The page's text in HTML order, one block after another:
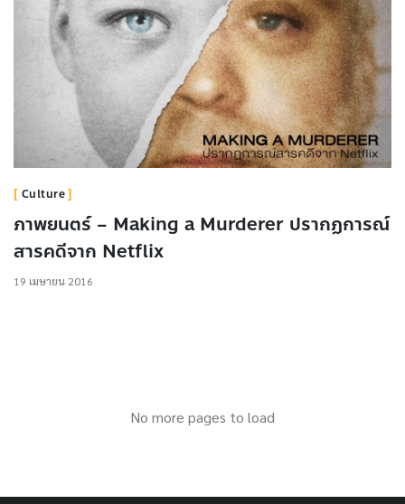
Culture
ภาพยนตร์ – Making a Murderer ปรากฏการณ์
สารคดีจาก Netflix
19 เมษายน 2016
No more pages to load